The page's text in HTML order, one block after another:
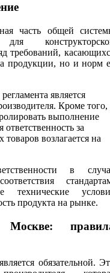
часть общей
требований,
продукции, но и норм
является
Кроме того,
выполнение
за
возлагается на
в
технические
продукта на рынке.
Москве:
обязательной.